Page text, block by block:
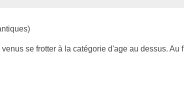
se frotter à la catégorie d'age au dessus.